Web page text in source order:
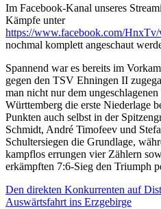
Im Facebook-Kanal unseres
Kämpfe unter
https://www.facebook.com/
nochmal komplett angeschaut
Spannend war es bereits im
gegen den TSV Ehningen II
man nicht nur dem
Württemberg die erste Niederlage
Punkten auch selbst in der
Schmidt, André Timofeev und
Schultersiegen die Grundlage,
kampflos errungen vier Zählern
erkämpften 7:6-Sieg den Triumph
Den direkten Konkurrenten auf
Auswärtsfahrt ins Erzgebirge